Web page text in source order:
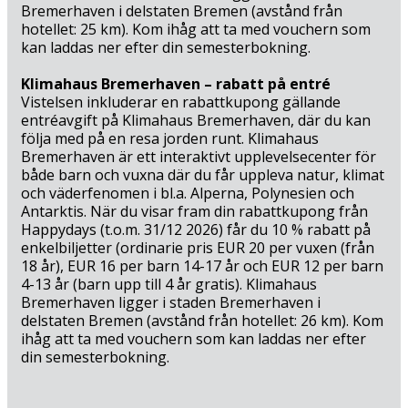
fascinerande upplevelse. Det kan du uppleva i Cuxhaven
(35 km), som under sommaren är en riktig semesteroas,
fylld av de tyska korgstolarna längs stranden – men året
runt är det brusande havet och den oändligt vackra
naturen en äkta turistmagnet.
Från Cuxhaven kan du också ta färjan till Helgoland – det
mytomspunna öriket ute i den stora Nordsjön och
Tysklands sista tullfria naturparadis – och är du ute efter
mer maritim idyll – är Bremerhaven (25 km) ett måste.
Här hittar du en av Nordtysklands charmigaste
hamnmiljöer vid den gamla utskeppningshamnen, där
nyrökta specialiteter från stadens fiskrökerier serveras i
solen på kajkanten med utsikt över den enorma
containerhamnens många moderna mastodonter. Här
kan du också besöka det toppmoderna upplevelsecentret
Klimahaus och inte minst Deutsches Auswandererhaus,
museet som belyser den stora emigrantvågen till
Bremerhaven i delstaten Bremen (avstånd från
hotellet: 25 km). Kom ihåg att ta med vouchern som
kan laddas ner efter din semesterbokning.
Klimahaus Bremerhaven – rabatt på entré
Vistelsen inkluderar en rabattkupong gällande
entréavgift på Klimahaus Bremerhaven, där du kan
följa med på en resa jorden runt. Klimahaus
Bremerhaven är ett interaktivt upplevelsecenter för
både barn och vuxna där du får uppleva natur, klimat
och väderfenomen i bl.a. Alperna, Polynesien och
Antarktis. När du visar fram din rabattkupong från
Happydays (t.o.m. 31/12 2026) får du 10 % rabatt på
enkelbiljetter (ordinarie pris EUR 20 per vuxen (från
18 år), EUR 16 per barn 14-17 år och EUR 12 per barn
4-13 år (barn upp till 4 år gratis). Klimahaus
Bremerhaven ligger i staden Bremerhaven i
delstaten Bremen (avstånd från hotellet: 26 km). Kom
ihåg att ta med vouchern som kan laddas ner efter
din semesterbokning.